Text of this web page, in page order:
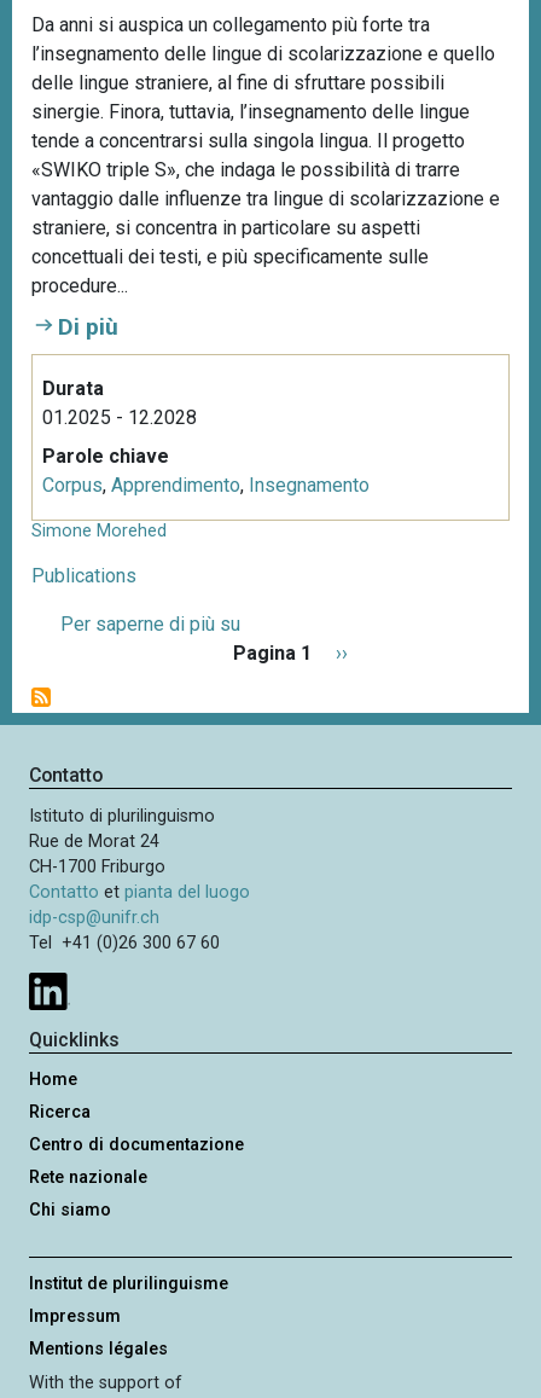
Da anni si auspica un collegamento più forte tra
l’insegnamento delle lingue di scolarizzazione e quello
delle lingue straniere, al fine di sfruttare possibili
sinergie. Finora, tuttavia, l’insegnamento delle lingue
tende a concentrarsi sulla singola lingua. Il progetto
«SWIKO triple S», che indaga le possibilità di trarre
vantaggio dalle influenze tra lingue di scolarizzazione e
straniere, si concentra in particolare su aspetti
concettuali dei testi, e più specificamente sulle
procedure...
Di più
Durata
01.2025 - 12.2028
Parole chiave
Corpus, Apprendimento, Insegnamento
Simone Morehed
Publications
Per saperne di più su
i
o
e
g
i
a
z
i
o
n
e
Pagina 1
P
g
v
››
Contatto
Istituto di plurilinguismo
Rue de Morat 24
CH-1700 Friburgo
Contatto etpianta del luogo
idp-csp@unifr.ch
Tel +41 (0)26 300 67 60
Quicklinks
Home
Ricerca
Centro di documentazione
Rete nazionale
Chi siamo
Institut de plurilinguisme
Impressum
Mentions légales
With the support of